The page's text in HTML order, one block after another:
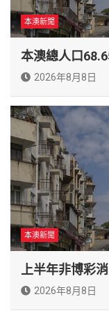
本澳新聞
本澳總人口
2026年8月8日
本澳新聞
上半年非博彩
2026年8月8日